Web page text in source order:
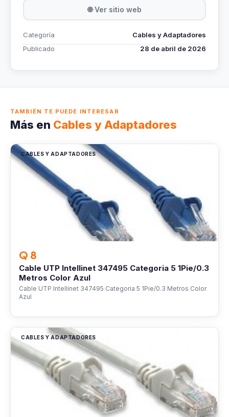
🌐 Ver sitio web
Categoría
Cables y Adaptadores
Publicado
28 de abril de 2026
TAMBIÉN TE PUEDE INTERESAR
Más en Cables y Adaptadores
CABLES Y ADAPTADORES
Q 8
Cable UTP Intellinet 347495 Categoria 5 1Pie/0.3
Metros Color Azul
Cable UTP Intellinet 347495 Categoria 5 1Pie/0.3 Metros Color
Azul
CABLES Y ADAPTADORES